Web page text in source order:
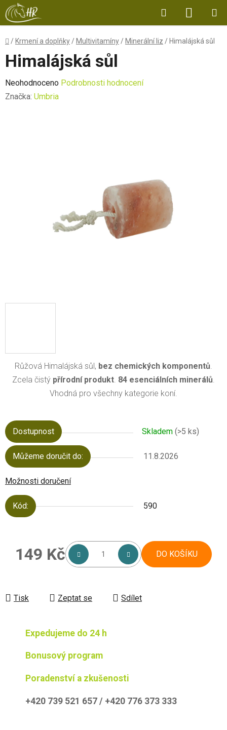
Přejít
na
obsah
Hledat
KOŠÍK
Domů
/ Krmení a doplňky / Multivitamíny / Minerální liz / Himalájská sůl
Růžová Himalájská sůl, bez chemických komponentů
Zcela čistý přírodní produkt 84 esenciálních minerálů
Vhodná pro všechny kategorie koní.
Dostupnost Skladem (>5 ks)
Můžeme doručit do: 11.8.2026
Možnosti doručení
Kód: 590
149 Kč DO KOŠÍKU
Tisk Zeptat se Sdílet
Himalájská sůl
Průměrné
hodnocení
Neohodnoceno Podrobnosti hodnocení
Značka: Umbria
Expedujeme do 24 h
Bonusový program
Poradenství a zkušenosti
+420 739 521 657 / +420 776 373 333